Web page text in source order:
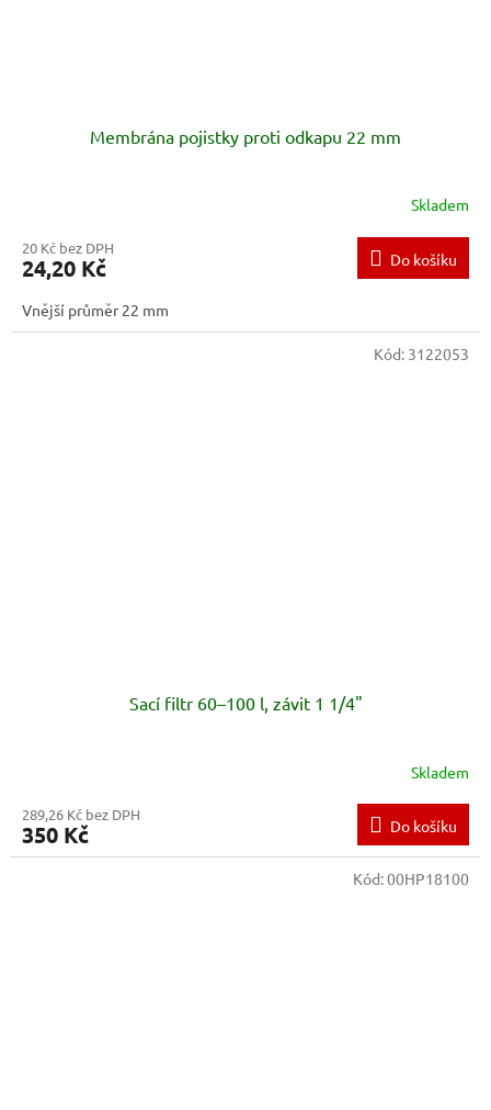
Membrána pojistky proti odkapu 22 mm
Skladem
20 Kč bez DPH
24,20 Kč Do košíku
Vnější průměr 22 mm
Sací filtr 60–100 l, závit 1 1/4"
Skladem
289,26 Kč bez DPH
350 Kč Do košíku
Kód: 3122053
Kód:00HP18100